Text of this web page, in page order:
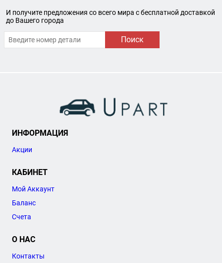
И получите предложения со всего мира с бесплатной доставкой
до Вашего города
Поиск
ИНФОРМАЦИЯ
Акции
КАБИНЕТ
Мой Аккаунт
Баланс
Счета
О НАС
Контакты